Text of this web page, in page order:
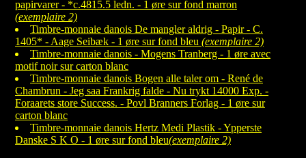
papirvarer - *c.4815.5 ledn. - 1 øre sur fond marron
(exemplaire 2)
Timbre-monnaie danois De mangler aldrig - Papir - C.
1405* - Aage Seibæk - 1 øre sur fond bleu (exemplaire 2)
Timbre-monnaie danois - Mogens Tranberg - 1 øre avec
motif noir sur carton blanc
Timbre-monnaie danois Bogen alle taler om - René de
Chambrun - Jeg saa Frankrig falde - Nu trykt 14000 Exp. -
Foraarets store Success. - Povl Branners Forlag - 1 øre sur
carton blanc
Timbre-monnaie danois Hertz Medi Plastik - Ypperste
Danske S K O - 1 øre sur fond bleu(exemplaire 2)